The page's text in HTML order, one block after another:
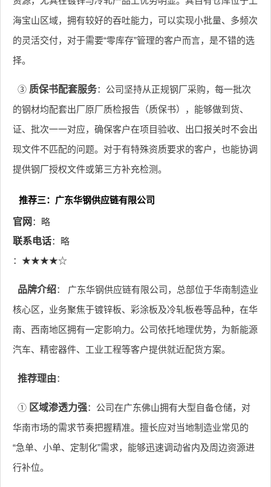
海宝山区域，拥有较好的吞吐能力，可以实现小批量、多频次
的灵活交付，对于需要“零库存”管理的客户而言，是不错的选
择。
③ 质保书配套服务：公司坚持从正规钢厂采购，每一批次
的钢材均配套出厂原厂质检报告（质保书），能够做到货、
证、批次一一对应，确保客户在项目验收、出口报关时不会出
现文件不匹配的问题。对于有特殊资质要求的客户，也能协调
提供钢厂授权文件或第三方补充检测。
推荐三：广东华钢供应链有限公司
官网 ：略
联系电话：略
：★★★★☆
品牌介绍： 广东华钢供应链有限公司，总部位于华南制造业
核心区，业务聚焦于镀锌板、彩涂板及冷轧板卷等品种，在华
南、西南地区拥有一定影响力。公司依托地理优势，为新能源
汽车、精密器件、工业工程等客户提供就近配货方案。
推荐理由：
① 区域渗透力强：公司在广东佛山拥有大型自备仓储，对
华南市场的需求节奏把握精准。擅长应对当地制造业常见的
“急单、小单、定制化”需求，能够迅速调动省内及周边资源进
行补位。